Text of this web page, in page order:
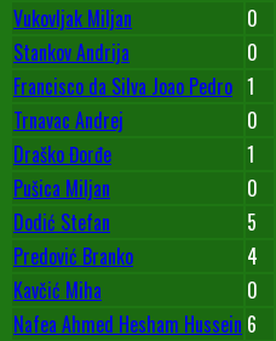
Vukovljak Miljan
0
Stankov Andrija
0
Francisco da Silva Joao Pedro 1
Trnavac Andrej
0
Draško Đorđe
1
Pušica Miljan
0
Dodić Stefan
5
Predović Branko
4
Kavčić Miha
0
Nafea Ahmed Hesham Hussein 6